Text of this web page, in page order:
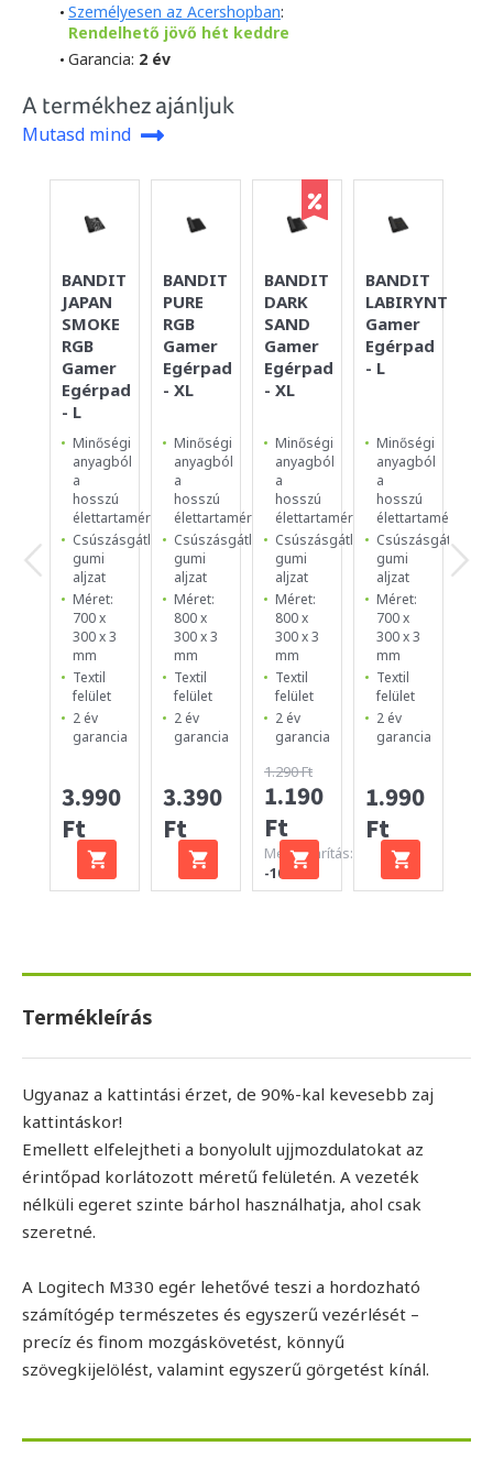
Személyesen az Acershopban:
Rendelhető jövő hét keddre
Garancia: 2 év
A termékhez ajánljuk
Mutasd mind
BANDIT
JAPAN
SMOKE
RGB
Gamer
Egérpad
- L
Minőségi
anyagból
a
hosszú
élettartamért
Csúszásgátló
gumi
aljzat
Méret:
700 x
300 x 3
mm
Textil
felület
2 év
garancia
3.990
Ft
BANDIT
PURE
RGB
Gamer
Egérpad
- XL
Minőségi
anyagból
a
hosszú
élettartamért
Csúszásgátló
gumi
aljzat
Méret:
800 x
300 x 3
mm
Textil
felület
2 év
garancia
3.390
Ft
BANDIT
DARK
SAND
Gamer
Egérpad
- XL
Minőségi
anyagból
a
hosszú
élettartamért
Csúszásgátló
gumi
aljzat
Méret:
800 x
300 x 3
mm
Textil
felület
2 év
garancia
1.290 Ft
1.190
Ft
Megtakarítás:
-100 Ft
BANDIT
LABIRYNTH
Gamer
Egérpad
- L
Minőségi
anyagból
a
hosszú
élettartamért
Csúszásgátló
gumi
aljzat
Méret:
700 x
300 x 3
mm
Textil
felület
2 év
garancia
1.990
Ft
Termékleírás
Ugyanaz a kattintási érzet, de 90%-kal kevesebb zaj
kattintáskor!
Emellett elfelejtheti a bonyolult ujjmozdulatokat az
érintőpad korlátozott méretű felületén. A vezeték
nélküli egeret szinte bárhol használhatja, ahol csak
szeretné.
A Logitech M330 egér lehetővé teszi a hordozható
számítógép természetes és egyszerű vezérlését –
precíz és finom mozgáskövetést, könnyű
szövegkijelölést, valamint egyszerű görgetést kínál.